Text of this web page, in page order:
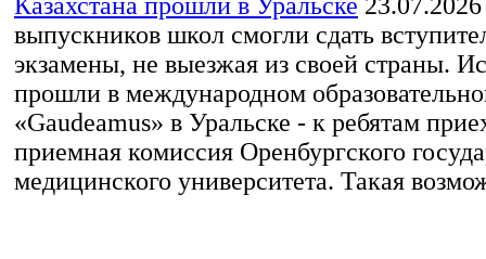
выпускников школ смогли сдать
экзамены, не выезжая из своей страны.
прошли в международном
«Gaudeamus» в Уральске - к ребятам
приемная комиссия Оренбургского
медицинского университета. Такая